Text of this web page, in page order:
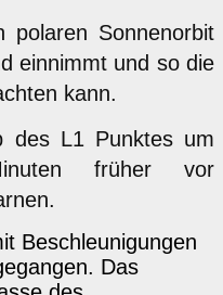
polaren Sonnenorbit
einnimmt und so die
kann.
des L1 Punktes um
früher vor
Beschleunigungen
Das